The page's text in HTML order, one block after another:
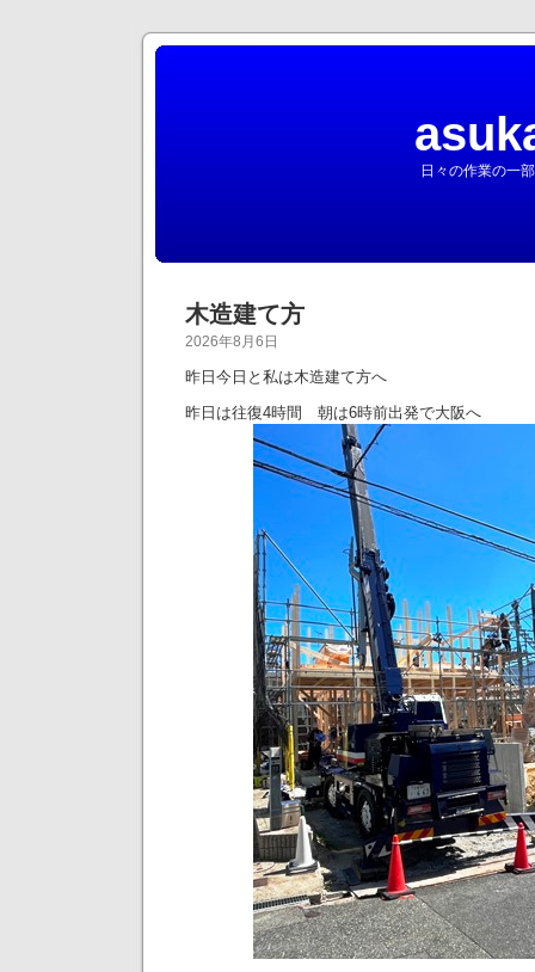
日々の作業の一
木造建て方
2026年8月6日
昨日今日と私は木造建て方へ
昨日は往復4時間 朝は6時前出発で大阪へ